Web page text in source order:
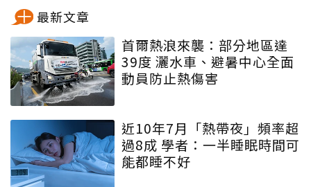
最新文章
首爾熱浪來襲：部分地區達
39度 灑水車、避暑中心全面
動員防止熱傷害
近10年7月「熱帶夜」頻率超
過8成 學者：一半睡眠時間可
能都睡不好